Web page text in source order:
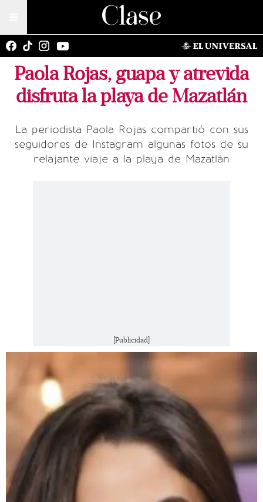
Paola Rojas, guapa y atrevida
disfruta la playa de Mazatlán
La periodista Paola Rojas compartió con sus
seguidores de Instagram algunas fotos de su
relajante viaje a la playa de Mazatlán
[Publicidad]